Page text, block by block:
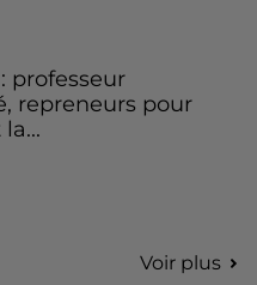
professeur
repreneurs pour
Voir plus